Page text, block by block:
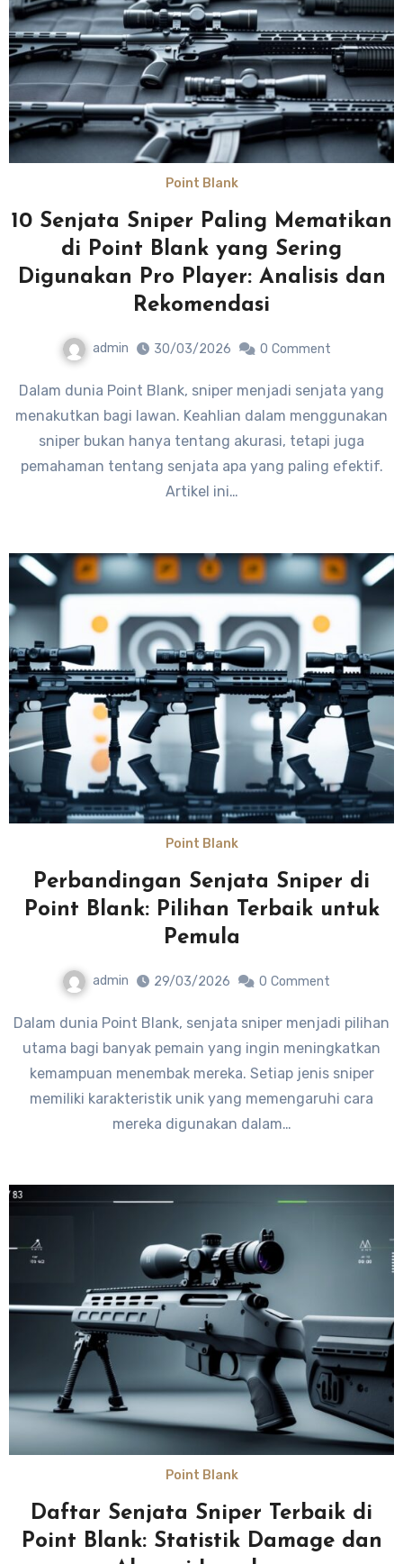
Point Blank
10 Senjata Sniper Paling Mematikan
di Point Blank yang Sering
Digunakan Pro Player: Analisis dan
Rekomendasi
admin 30/03/2026 0 Comment
Dalam dunia Point Blank, sniper menjadi senjata yang
menakutkan bagi lawan. Keahlian dalam menggunakan
sniper bukan hanya tentang akurasi, tetapi juga
pemahaman tentang senjata apa yang paling efektif.
Artikel ini…
Point Blank
Perbandingan Senjata Sniper di
Point Blank: Pilihan Terbaik untuk
Pemula
admin 29/03/2026 0 Comment
Dalam dunia Point Blank, senjata sniper menjadi pilihan
utama bagi banyak pemain yang ingin meningkatkan
kemampuan menembak mereka. Setiap jenis sniper
memiliki karakteristik unik yang memengaruhi cara
mereka digunakan dalam…
Point Blank
Daftar Senjata Sniper Terbaik di
Point Blank: Statistik Damage dan